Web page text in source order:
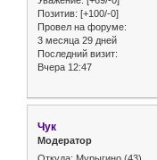
Позитив: [+100/-0]
Провел на форуме:
3 месяца 29 дней
Последний визит:
Вчера 12:47
Чук
Модератор